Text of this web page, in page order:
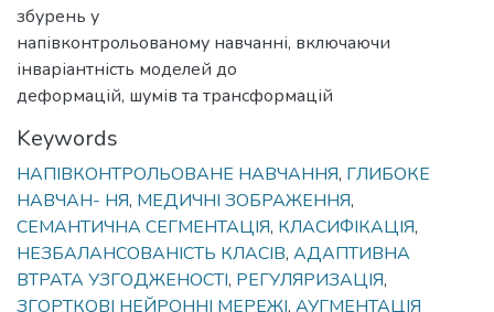
збурень у
напівконтрольованому навчанні, включаючи
інваріантність моделей до
деформацій, шумів та трансформацій
Keywords
НАПІВКОНТРОЛЬОВАНЕ НАВЧАННЯ, ГЛИБОКЕ
НАВЧАН- НЯ, МЕДИЧНІ ЗОБРАЖЕННЯ,
СЕМАНТИЧНА СЕГМЕНТАЦІЯ, КЛАСИФІКАЦІЯ,
НЕЗБАЛАНСОВАНІСТЬ КЛАСІВ, АДАПТИВНА
ВТРАТА УЗГОДЖЕНОСТІ, РЕГУЛЯРИЗАЦІЯ,
ЗГОРТКОВІ НЕЙРОННІ МЕРЕЖІ, АУГМЕНТАЦІЯ